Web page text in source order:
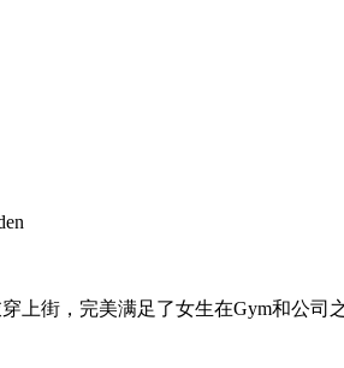
街，完美满足了女生在Gym和公司